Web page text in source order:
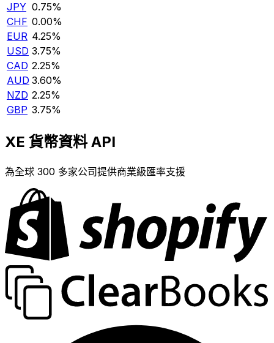
JPY 0.75%
CHF 0.00%
EUR 4.25%
USD 3.75%
CAD 2.25%
AUD 3.60%
NZD 2.25%
GBP 3.75%
XE 貨幣資料 API
為全球 300 多家公司提供商業級匯率支援